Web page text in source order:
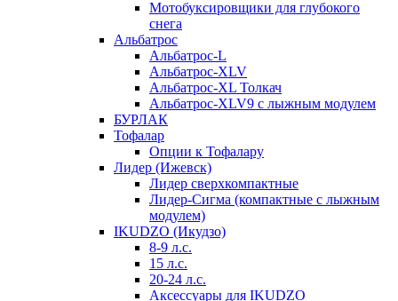
Мотобуксировщики для глубокого
снега
Альбатрос
Альбатрос-L
Альбатрос-XLV
Альбатрос-XL Толкач
Альбатрос-XLV9 с лыжным модулем
БУРЛАК
Тофалар
Опции к Тофалару
Лидер (Ижевск)
Лидер сверхкомпактные
Лидер-Сигма (компактные с лыжным
модулем)
IKUDZO (Икудзо)
8-9 л.с.
15 л.с.
20-24 л.с.
Аксессуары для IKUDZO